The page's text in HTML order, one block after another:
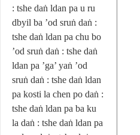
: tshe daṅ ldan pa u ru
dbyil ba ’od sruṅ daṅ :
tshe daṅ ldan pa chu bo
’od sruṅ daṅ : tshe daṅ
ldan pa ’ga’ yaṅ ’od
sruṅ daṅ : tshe daṅ ldan
pa kosti la chen po daṅ :
tshe daṅ ldan pa ba ku
la daṅ : tshe daṅ ldan pa